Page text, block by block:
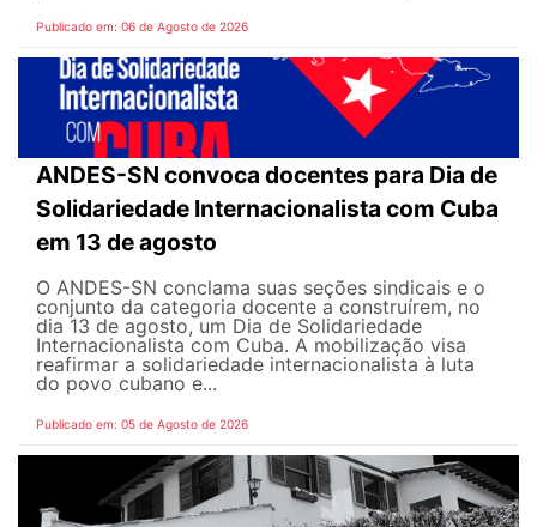
Publicado em: 06 de Agosto de 2026
ANDES-SN convoca docentes para Dia de
Solidariedade Internacionalista com Cuba
em 13 de agosto
O ANDES-SN conclama suas seções sindicais e o
conjunto da categoria docente a construírem, no
dia 13 de agosto, um Dia de Solidariedade
Internacionalista com Cuba. A mobilização visa
reafirmar a solidariedade internacionalista à luta
do povo cubano e...
Publicado em: 05 de Agosto de 2026